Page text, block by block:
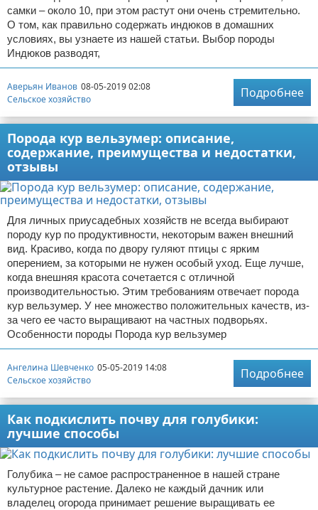
самки – около 10, при этом растут они очень стремительно.
О том, как правильно содержать индюков в домашних
условиях, вы узнаете из нашей статьи. Выбор породы
Индюков разводят,
Аверьян Иванов 08-05-2019 02:08
Сельское хозяйство
Подробнее
Порода кур вельзумер: описание,
содержание, преимущества и недостатки,
отзывы
Для личных приусадебных хозяйств не всегда выбирают
породу кур по продуктивности, некоторым важен внешний
вид. Красиво, когда по двору гуляют птицы с ярким
оперением, за которыми не нужен особый уход. Еще лучше,
когда внешняя красота сочетается с отличной
производительностью. Этим требованиям отвечает порода
кур вельзумер. У нее множество положительных качеств, из-
за чего ее часто выращивают на частных подворьях.
Особенности породы Порода кур вельзумер
Ангелина Шевченко 05-05-2019 14:08
Сельское хозяйство
Подробнее
Как подкислить почву для голубики:
лучшие способы
Голубика – не самое распространенное в нашей стране
культурное растение. Далеко не каждый дачник или
владелец огорода принимает решение выращивать ее